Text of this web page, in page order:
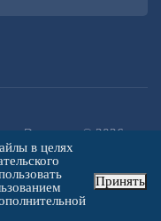
«Эксперт» © 2026
в целях
Принять